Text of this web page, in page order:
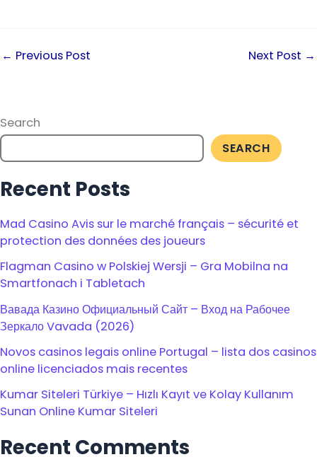
← Previous Post Next Post →
Search
SEARCH
Recent Posts
Mad Casino Avis sur le marché français – sécurité et
protection des données des joueurs
Flagman Casino w Polskiej Wersji – Gra Mobilna na
Smartfonach i Tabletach
Вавада Казино Официальный Сайт – Вход на Рабочее
Зеркало Vavada (2026)
Novos casinos legais online Portugal – lista dos casinos
online licenciados mais recentes
Kumar Siteleri Türkiye – Hızlı Kayıt ve Kolay Kullanım
Sunan Online Kumar Siteleri
Recent Comments